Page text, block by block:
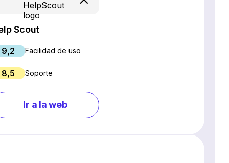
Software de gestión de proyectos
Software SEO
Marketing por correo electrónico
Scout
9,2 Facilidad de uso
8,5 Soporte
Ir a la web